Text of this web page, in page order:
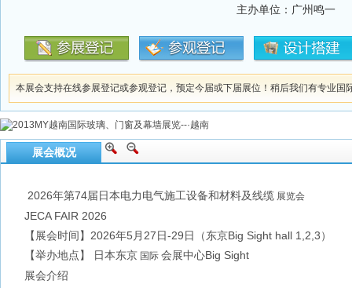
主办单位：广州鸣一
本展会支持在线参展登记或参观登记，预定今届或下届展位！稍后我们有专业国
展会概况
2026年第74届日本电力电气施工设备和材料及线缆 展览会
JECA FAIR 2026
【展会时间】2026年5月27日-29日（东京Big Sight hall 1,2,3）
【举办地点】 日本东京 国际 会展中心Big Sight
展会介绍